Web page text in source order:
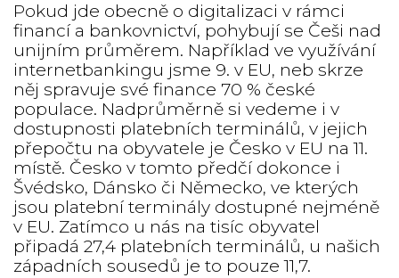
Pokud jde obecně o digitalizaci v rámci
financí a bankovnictví, pohybují se Češi nad
unijním průměrem. Například ve využívání
internetbankingu jsme 9. v EU, neb skrze
něj spravuje své finance 70 % české
populace. Nadprůměrně si vedeme i v
dostupnosti platebních terminálů, v jejich
přepočtu na obyvatele je Česko v EU na 11.
místě. Česko v tomto předčí dokonce i
Švédsko, Dánsko či Německo, ve kterých
jsou platební terminály dostupné nejméně
v EU. Zatímco u nás na tisíc obyvatel
připadá 27,4 platebních terminálů, u našich
západních sousedů je to pouze 11,7.